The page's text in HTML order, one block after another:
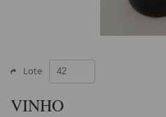
Lote
VINHO